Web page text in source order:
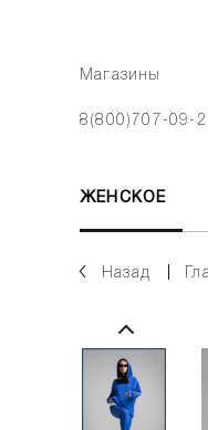
Магазины
8(800)707-09-
ЖЕНСКОЕ
Назад